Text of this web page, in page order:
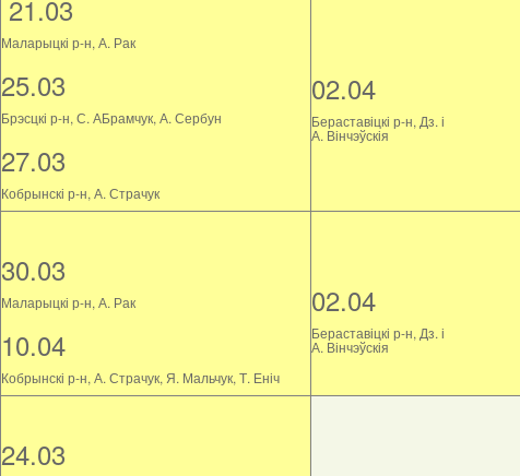
21.03
Маларыцкі р-н, А. Рак
25.03
Брэсцкі р-н, С. АБрамчук, А. Сербун
27.03
Кобрынскі р-н, А. Страчук
02.04
Бераставіцкі р-н, Дз. і
А. Вінчэўскія
30.03
Маларыцкі р-н, А. Рак
10.04
Кобрынскі р-н, А. Страчук, Я. Мальчук, Т. Еніч
02.04
Бераставіцкі р-н, Дз. і
А. Вінчэўскія
24.03